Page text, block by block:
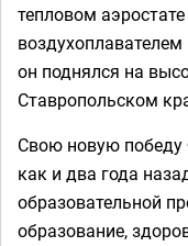
тепловом
он поднялся на
Ставропольском
Свою новую
как и два года
образовательной
образование,